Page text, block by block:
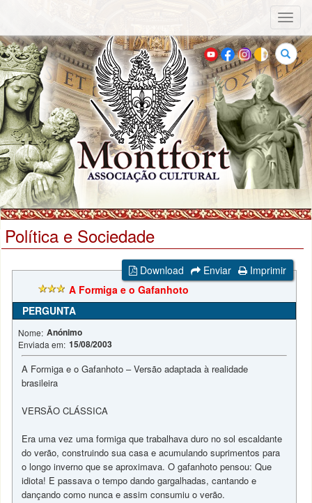
Buscar
Política e Sociedade
Download Enviar
Imprimir
A Formiga e o Gafanhoto
PERGUNTA
Nome: Anónimo
Enviada em: 15/08/2003
A Formiga e o Gafanhoto – Versão adaptada à realidade
brasileira
VERSÃO CLÁSSICA
Era uma vez uma formiga que trabalhava duro no sol escaldante
do verão, construindo sua casa e acumulando suprimentos para
o longo inverno que se aproximava. O gafanhoto pensou: Que
idiota! E passava o tempo dando gargalhadas, cantando e
dançando como nunca e assim consumiu o verão.